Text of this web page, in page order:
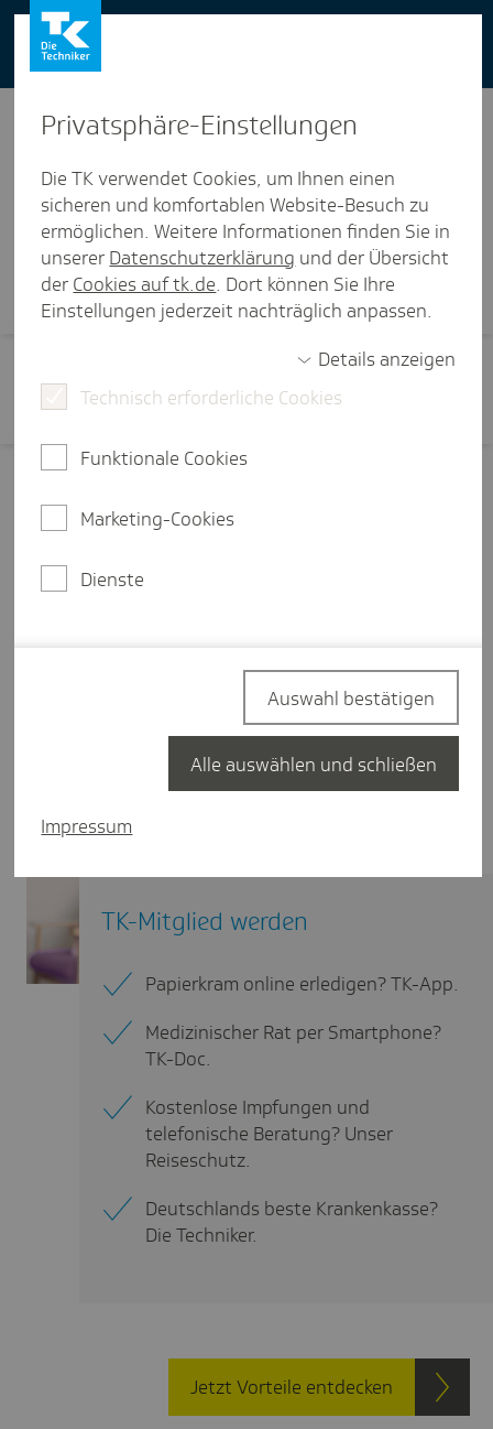
You can also use our website in English -
change to English version
Visi­ten­karte
TK-Mitglied werden
Papierkram online erledigen? TK-App.
Medizinischer Rat per Smartphone?
TK-Doc.
Kostenlose Impfungen und
telefonische Beratung? Unser
Reiseschutz.
Deutschlands beste Krankenkasse?
Die Techniker.
Jetzt Vorteile entdecken
Privat­sphäre-Einstel­lungen
Die TK verwendet Cookies, um Ihnen einen
sicheren und komfortablen Website-Besuch zu
ermöglichen. Weitere Informationen finden Sie in
unserer Datenschutzerklärung und der Übersicht
der Cookies auf tk.de. Dort können Sie Ihre
Einstellungen jederzeit nachträglich anpassen.
Details anzeigen
Technisch erforderliche Cookies
Funktionale Cookies
Marketing-Cookies
Dienste
Impressum
Auswahl bestätigen
Alle auswählen und schließen